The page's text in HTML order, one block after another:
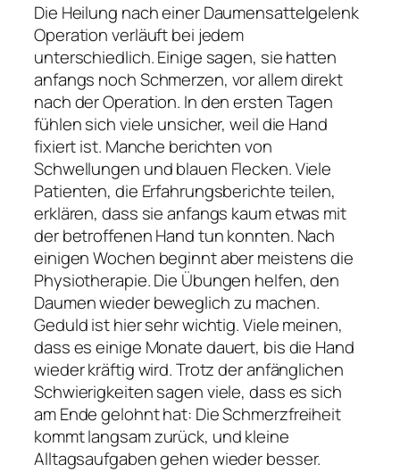
Die Heilung nach einer Daumensattelgelenk
Operation verläuft bei jedem
unterschiedlich. Einige sagen, sie hatten
anfangs noch Schmerzen, vor allem direkt
nach der Operation. In den ersten Tagen
fühlen sich viele unsicher, weil die Hand
fixiert ist. Manche berichten von
Schwellungen und blauen Flecken. Viele
Patienten, die Erfahrungsberichte teilen,
erklären, dass sie anfangs kaum etwas mit
der betroffenen Hand tun konnten. Nach
einigen Wochen beginnt aber meistens die
Physiotherapie. Die Übungen helfen, den
Daumen wieder beweglich zu machen.
Geduld ist hier sehr wichtig. Viele meinen,
dass es einige Monate dauert, bis die Hand
wieder kräftig wird. Trotz der anfänglichen
Schwierigkeiten sagen viele, dass es sich
am Ende gelohnt hat: Die Schmerzfreiheit
kommt langsam zurück, und kleine
Alltagsaufgaben gehen wieder besser.